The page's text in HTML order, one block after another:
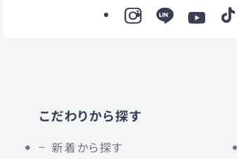
こだわりから探す
新着から探す